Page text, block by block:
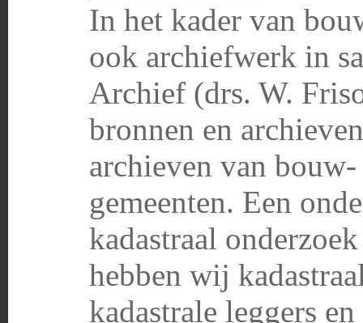
In het kader van
ook archiefwerk in
Archief (drs. W.
bronnen en
archieven van
gemeenten. Een
kadastraal
hebben wij
kadastrale leggers